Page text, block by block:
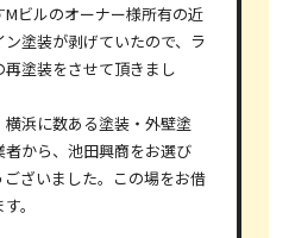
ビルのオーナー様所有の近
塗装が剥げていたので、ラ
塗装をさせて頂きまし
浜に数ある塗装・外壁塗
から、池田興商をお選び
ざいました。この場をお借
。